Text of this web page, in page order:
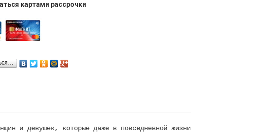
картами рассрочки
и девушек, которые даже в повседневной жизни